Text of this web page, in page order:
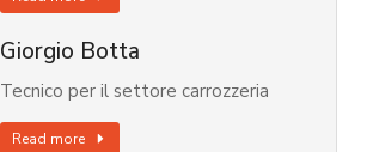
Giorgio Botta
Tecnico per il settore carrozzeria
Read more